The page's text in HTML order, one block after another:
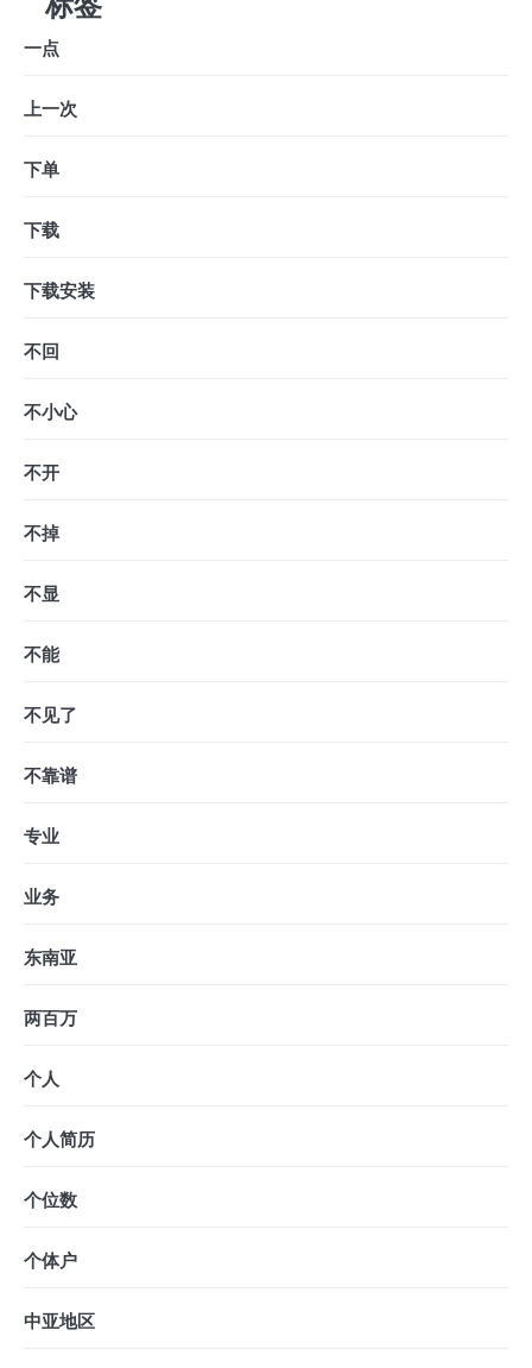
一点
上一次
下单
下载
下载安装
不回
不小心
不开
不掉
不显
不能
不见了
不靠谱
专业
业务
东南亚
两百万
个人
个人简历
个位数
个体户
中亚地区